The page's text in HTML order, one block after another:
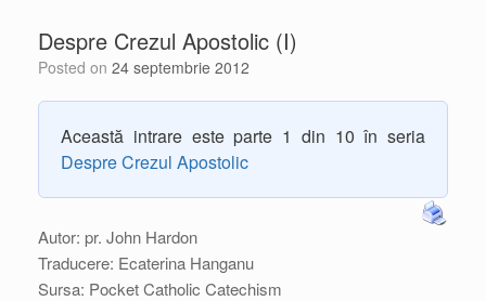
Despre Crezul Apostolic (I)
Posted on 24 septembrie 2012
Această intrare este parte 1 din 10 în seria
Despre Crezul Apostolic
Autor: pr. John Hardon
Traducere: Ecaterina Hanganu
Sursa: Pocket Catholic Catechism